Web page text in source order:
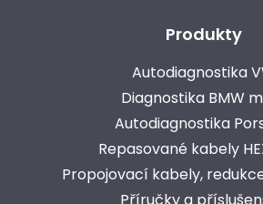
Produkty
Autodiagnostika
Diagnostika BMW
Autodiagnostika
Repasované kabely
Propojovací kabely,
Příručky a